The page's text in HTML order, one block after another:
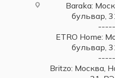
Baraka:
бульвар,
ETRO Home:
бульвар,
Britzo: Москва,